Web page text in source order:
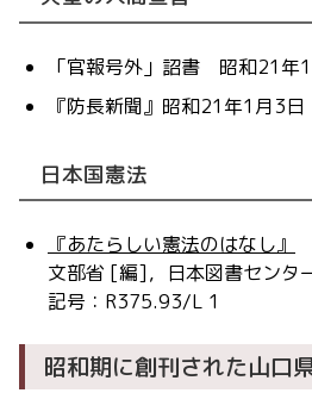
「官報号外」詔書 昭和21年
『防長新聞』昭和21年1月3日
日本国憲法
『あたらしい憲法のはなし』
文部省 [編]，日本図書センタ
記号：R375.93/L 1
昭和期に創刊された山口